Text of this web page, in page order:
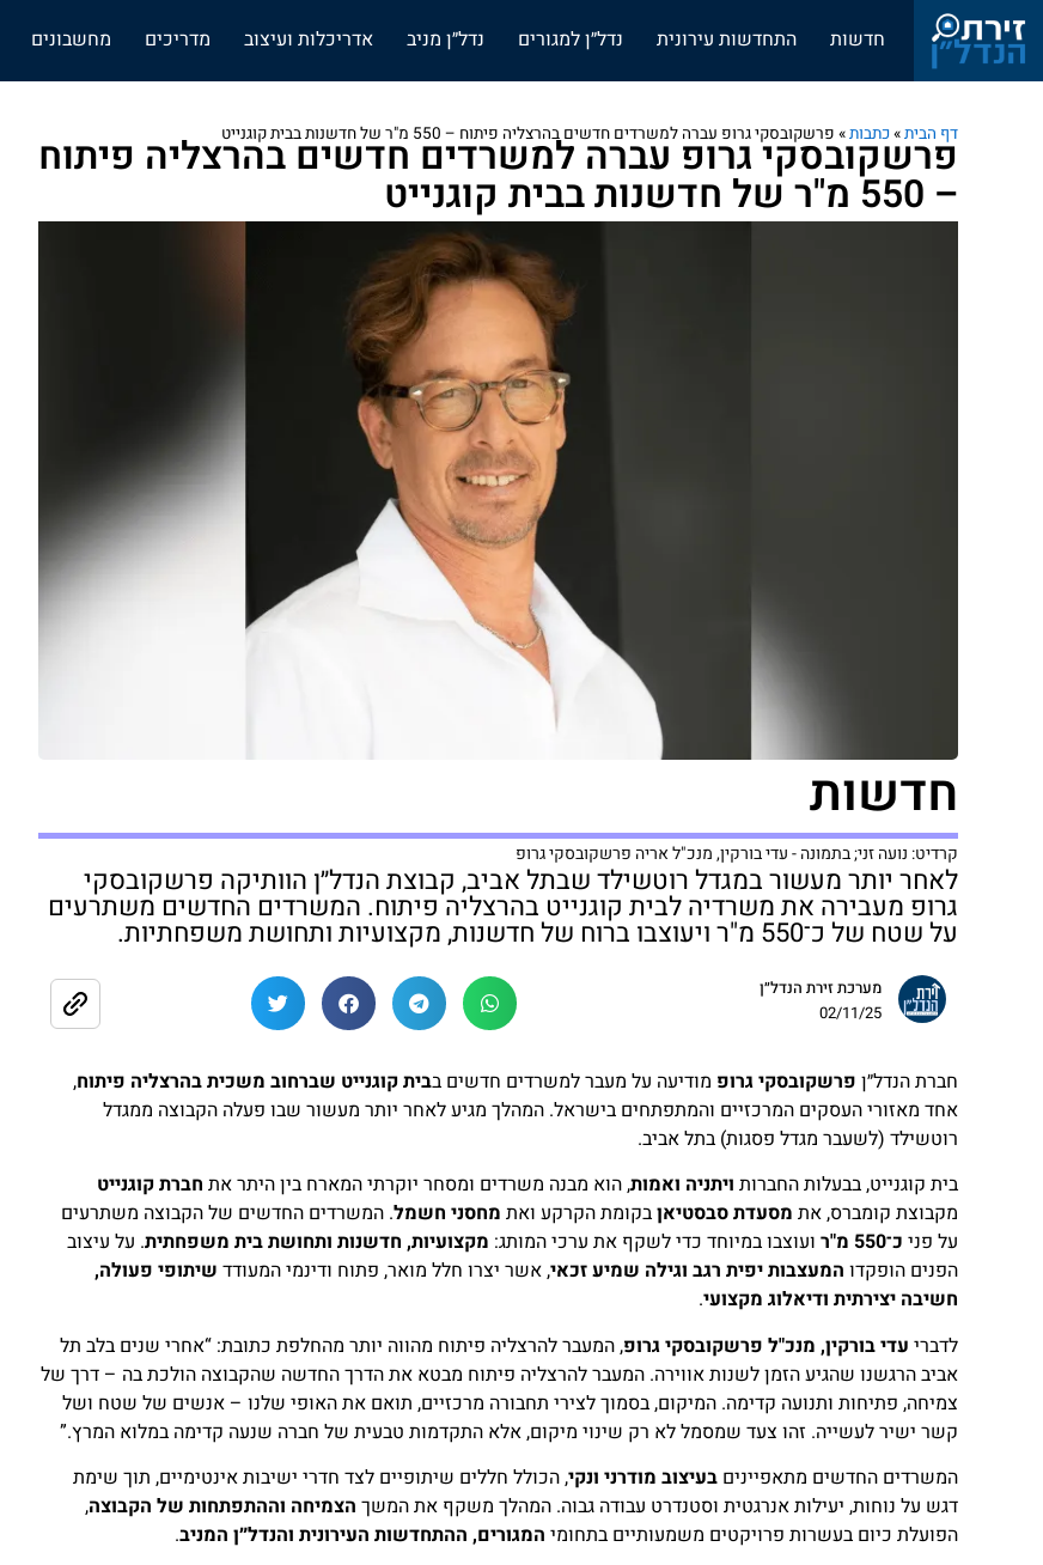
חדשות התחדשות עירונית נדל״ן למגורים נדל״ן מניב אדריכלות ועיצוב מדריכים מחשבונים
דף הבית»כתבות» פרשקובסקי גרופ עברה למשרדים חדשים בהרצליה פיתוח – 550 מ"ר של חדשנות בבית קוגנייט
פרשקובסקי גרופ עברה למשרדים חדשים בהרצליה פיתוח
– 550 מ"ר של חדשנות בבית קוגנייט
חדשות
קרדיט: נועה זני; בתמונה - עדי בורקין, מנכ"ל אריה פרשקובסקי גרופ
לאחר יותר מעשור במגדל רוטשילד שבתל אביב, קבוצת הנדל״ן הוותיקה פרשקובסקי
גרופ מעבירה את משרדיה לבית קוגנייט בהרצליה פיתוח. המשרדים החדשים משתרעים
על שטח של כ־550 מ"ר ויעוצבו ברוח של חדשנות, מקצועיות ותחושת משפחתיות.
מערכת זירת הנדל״ן
02/11/25
חברת הנדל״ן פרשקובסקי גרופ מודיעה על מעבר למשרדים חדשים בבית קוגנייט שברחוב משכית בהרצליה פיתוח,
אחד מאזורי העסקים המרכזיים והמתפתחים בישראל. המהלך מגיע לאחר יותר מעשור שבו פעלה הקבוצה ממגדל
רוטשילד (לשעבר מגדל פסגות) בתל אביב.
בית קוגנייט, בבעלות החברות ויתניה ואמות, הוא מבנה משרדים ומסחר יוקרתי המארח בין היתר את חברת קוגנייט
מקבוצת קומברס, את מסעדת סבסטיאןבקומת הקרקע ואת מחסני חשמל. המשרדים החדשים של הקבוצה משתרעים
על פני כ־550 מ"ר ועוצבו במיוחד כדי לשקף את ערכי המותג: מקצועיות, חדשנות ותחושת בית משפחתית. על עיצוב
הפנים הופקדו המעצבות יפית רגב וגילה שמיע זכאי, אשר יצרו חלל מואר, פתוח ודינמי המעודד שיתופי פעולה,
חשיבה יצירתית ודיאלוג מקצועי.
לדברי עדי בורקין, מנכ"ל פרשקובסקי גרופ, המעבר להרצליה פיתוח מהווה יותר מהחלפת כתובת: “אחרי שנים בלב תל
אביב הרגשנו שהגיע הזמן לשנות אווירה. המעבר להרצליה פיתוח מבטא את הדרך החדשה שהקבוצה הולכת בה – דרך של
צמיחה, פתיחות ותנועה קדימה. המיקום, בסמוך לצירי תחבורה מרכזיים, תואם את האופי שלנו – אנשים של שטח ושל
קשר ישיר לעשייה. זהו צעד שמסמל לא רק שינוי מיקום, אלא התקדמות טבעית של חברה שנעה קדימה במלוא המרץ.”
המשרדים החדשים מתאפיינים בעיצוב מודרני ונקי, הכולל חללים שיתופיים לצד חדרי ישיבות אינטימיים, תוך שימת
דגש על נוחות, יעילות אנרגטית וסטנדרט עבודה גבוה. המהלך משקף את המשך הצמיחה וההתפתחות של הקבוצה,
הפועלת כיום בעשרות פרויקטים משמעותיים בתחומי המגורים, ההתחדשות העירונית והנדל״ן המניב.